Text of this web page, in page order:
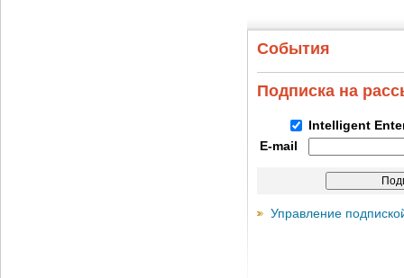
События
Подписка на
Intelligent
E-mail
Управление